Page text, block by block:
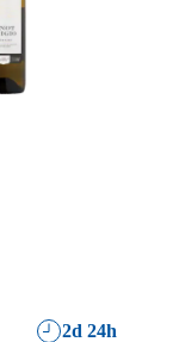
2d 24h